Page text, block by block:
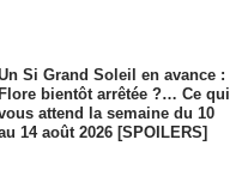
Si Grand Soleil en avance :
Flore bientôt arrêtée ?… Ce qui
attend la semaine du 10
14 août 2026 [SPOILERS]